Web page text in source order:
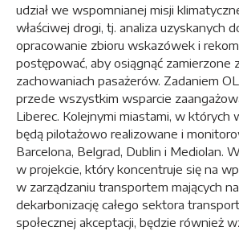
udział we wspomnianej misji
właściwej drogi, tj. analiza uzyskanych
opracowanie zbioru wskazówek i
postępować, aby osiągnąć zamierzone
zachowaniach pasażerów. Zadaniem
przede wszystkim wsparcie
Liberec. Kolejnymi miastami, w których
będą pilotażowo realizowane i
Barcelona, Belgrad, Dublin i Mediolan.
w projekcie, który koncentruje się na
w zarządzaniu transportem mających
dekarbonizację całego sektora
społecznej akceptacji, będzie również